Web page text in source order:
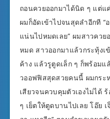
ถอนควยออกมาได้นิด ๆ แต่แ
ผมก็อัดเข้าไปจนสุดลำอีกที “
แน่นไปหมดเลย” ผมสาวคว
หมด สาวออกมาแล้วกระทุ้งเ
ค้าง แล้วรูตูดเล็ก ๆ ก็พร้อม
วออฟฟิสสุดสวยคนนี้ ผมกระ
เสียวจนควบคุมตัวเองไม่ได้
ๆ เย็ตให้ตูดบานไปเลย โอ๊ย